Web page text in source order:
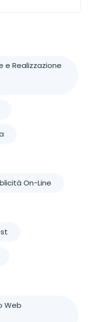
e Realizzazione
On-Line
Web